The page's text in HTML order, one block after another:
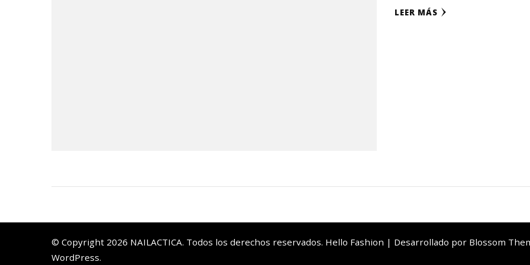
LEER MÁS
© Copyright 2026 NAILACTICA. Todos los derechos reservados. Hello Fashion | Desarrollado por Blossom
WordPress.